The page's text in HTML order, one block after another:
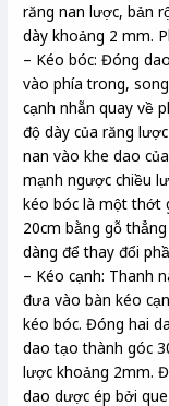
răng nan lược, bản
dày khoảng 2 mm.
– Kéo bóc: Đóng
vào phía trong,
cạnh nhẵn quay về
độ dày của răng
nan vào khe dao
mạnh ngược chiều
kéo bóc là một thớt
20cm bằng gỗ
dàng để thay đổi
– Kéo cạnh: Thanh
đưa vào bàn kéo
kéo bóc. Đóng hai
dao tạo thành góc
lược khoảng 2mm.
dao dược ép bởi